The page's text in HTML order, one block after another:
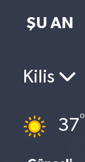
ŞU AN
Kilis
37°